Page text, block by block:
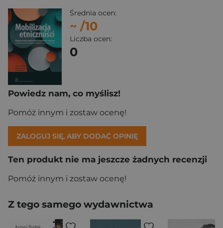
Średnia ocen:
~ /10
Liczba ocen:
0
Powiedz nam, co myślisz!
Pomóż innym i zostaw ocenę!
ZALOGUJ SIĘ, ABY DODAĆ OPINIĘ
Ten produkt nie ma jeszcze żadnych recenzji
Pomóż innym i zostaw ocenę!
Z tego samego wydawnictwa